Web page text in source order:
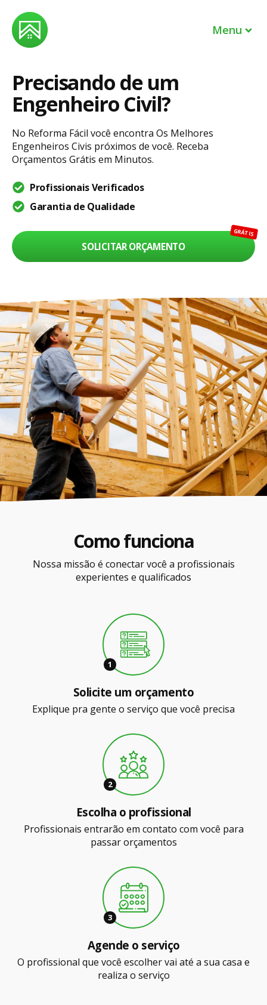
Menu
Profissionais
Lojas EM BREVE
Sou um profissional
Ajuda
Precisando de um
Engenheiro Civil?
No Reforma Fácil você encontra Os Melhores
Engenheiros Civis próximos de você. Receba
Orçamentos Grátis em Minutos.
Profissionais Verificados
Garantia de Qualidade
SOLICITAR ORÇAMENTO
GRÁTIS
Como funciona
Nossa missão é conectar você a profissionais
experientes e qualificados
1
Solicite um orçamento
Explique pra gente o serviço que você precisa
2
Escolha o profissional
Profissionais entrarão em contato com você para
passar orçamentos
3
Agende o serviço
O profissional que você escolher vai até a sua casa e
realiza o serviço